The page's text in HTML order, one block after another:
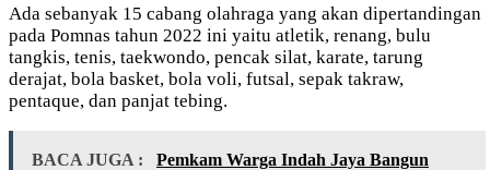
Ada sebanyak 15 cabang olahraga yang akan dipertandingan
pada Pomnas tahun 2022 ini yaitu atletik, renang, bulu
tangkis, tenis, taekwondo, pencak silat, karate, tarung
derajat, bola basket, bola voli, futsal, sepak takraw,
pentaque, dan panjat tebing.
BACA JUGA :
Pemkam Warga Indah Jaya Bangun